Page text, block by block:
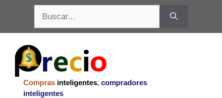
contenido
Compras inteligentes, compradores
inteligentes